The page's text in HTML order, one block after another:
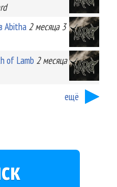
Abitha 2 месяца 3
of Lamb 2 месяца
ещё